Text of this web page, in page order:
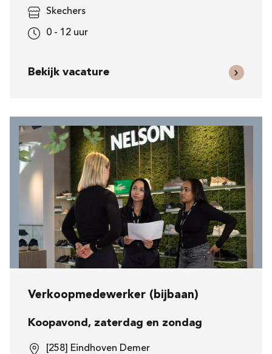
Skechers
0 - 12 uur
Bekijk vacature
Verkoopmedewerker (bijbaan)
Koopavond, zaterdag en zondag
[258] Eindhoven Demer